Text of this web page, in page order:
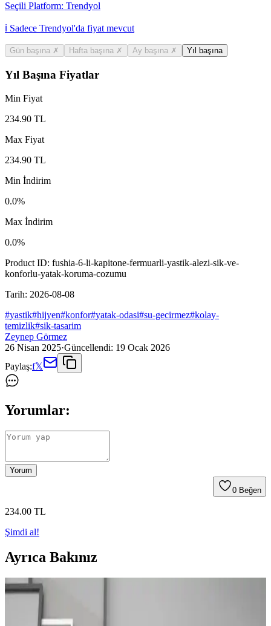
Seçili Platform: Trendyol
ℹ️ Sadece Trendyol'da fiyat mevcut
Gün başına ✗ Hafta başına ✗ Ay başına ✗ Yıl başına
Yıl Başına Fiyatlar
Min Fiyat
234.90 TL
Max Fiyat
234.90 TL
Min İndirim
0.0%
Max İndirim
0.0%
Product ID: fushia-6-li-kapitone-fermuarli-yastik-alezi-sik-ve-
konforlu-yatak-koruma-cozumu
Tarih: 2026-08-08
#yastik#hijyen#konfor#yatak-odasi#su-gecirmez#kolay-
temizlik#sik-tasarim
Zeynep Görmez
26 Nisan 2025·Güncellendi: 19 Ocak 2026
Paylaş:f𝕏
Yorumlar:
Yorum
0 Beğen
234.00 TL
Şimdi al!
Ayrıca Bakınız
Ev Dekorasyonunu Zenginleştiren Konforlu ve
Estetik Yastık Kılıfı Seçenekleri